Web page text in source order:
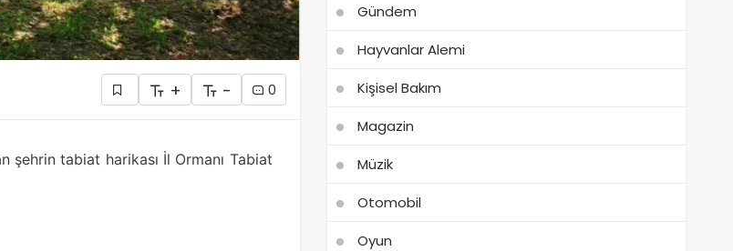
+ - 0
şehrin tabiat harikası İl Ormanı Tabiat
Gündem
Hayvanlar Alemi
Kişisel Bakım
Magazin
Müzik
Otomobil
Oyun